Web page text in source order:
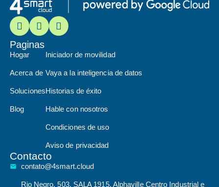
Paginas
Hogar
Acerca de
Soluciones
Blog
Iniciador de movilidad
Vaya a la inteligencia de datos
Historias de éxito
Hable con nosotros
Condiciones de uso
Aviso de privacidad
Contacto
contato@4smart.cloud
Rio Negro, 503, SALA 1915, Alphaville Centro Industrial e